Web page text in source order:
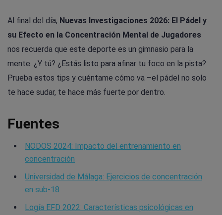
Al final del día, Nuevas Investigaciones 2026: El Pádel y
su Efecto en la Concentración Mental de Jugadores
nos recuerda que este deporte es un gimnasio para la
mente. ¿Y tú? ¿Estás listo para afinar tu foco en la pista?
Prueba estos tips y cuéntame cómo va –el pádel no solo
te hace sudar, te hace más fuerte por dentro.
Fuentes
NODOS 2024: Impacto del entrenamiento en
concentración
Universidad de Málaga: Ejercicios de concentración
en sub-18
Logía EFD 2022: Características psicológicas en